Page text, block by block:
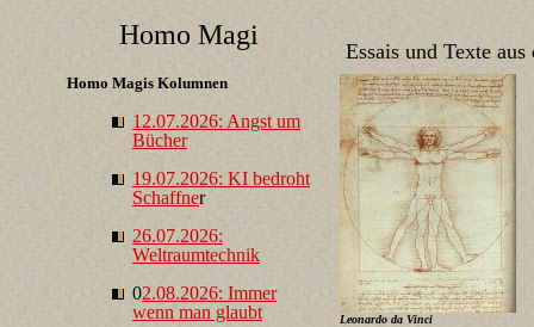
Homo Magi
Essais und Texte
Homo Magis Kolumnen
12.07.2026: Angst um
Bücher
19.07.2026: KI bedroht
Schaffner
26.07.2026:
Weltraumtechnik
02.08.2026: Immer
wenn man glaubt
Leonardo da Vinci